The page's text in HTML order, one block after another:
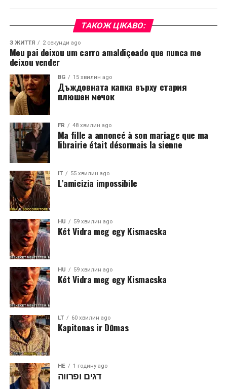
ТАКОЖ ЦІКАВО:
З ЖИТТЯ 2 секунди ago
Meu pai deixou um carro amaldiçoado que nunca me
deixou vender
BG 15 хвилин ago
Дъждовната капка върху стария
плюшен мечок
FR 48 хвилин ago
Ma fille a annoncé à son mariage que ma
librairie était désormais la sienne
IT 55 хвилин ago
L’amicizia impossibile
HU 59 хвилин ago
Két Vidra meg egy Kismacska
HU 59 хвилин ago
Két Vidra meg egy Kismacska
LT 60 хвилин ago
Kapitonas ir Dūmas
HE 1 годину ago
דגים ופרווה